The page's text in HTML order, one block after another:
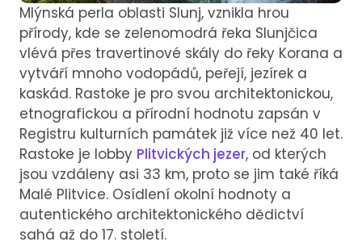
Mlýnská perla oblasti Slunj, vznikla hrou
přírody, kde se zelenomodrá řeka Slunjčica
vlévá přes travertinové skály do řeky Korana a
vytváří mnoho vodopádů, peřejí, jezírek a
kaskád. Rastoke je pro svou architektonickou,
etnografickou a přírodní hodnotu zapsán v
Registru kulturních památek již více než 40 let.
Rastoke je lobby Plitvických jezer, od kterých
jsou vzdáleny asi 33 km, proto se jim také říká
Malé Plitvice. Osídlení okolní hodnoty a
autentického architektonického dědictví
sahá až do 17. století.